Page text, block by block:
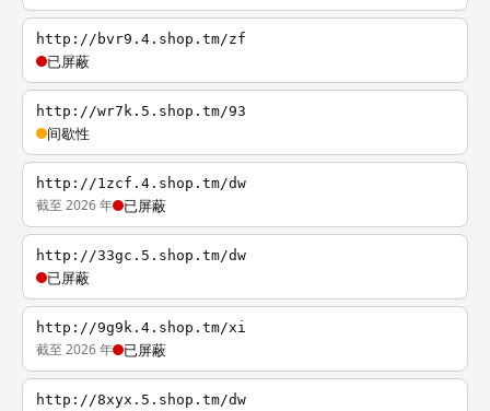
http://bvr9.4.shop.tm/zf
已屏蔽
http://wr7k.5.shop.tm/93
间歇性
http://1zcf.4.shop.tm/dw
截至 2026 年 已屏蔽
http://33gc.5.shop.tm/dw
已屏蔽
http://9g9k.4.shop.tm/xi
截至 2026 年 已屏蔽
http://8xyx.5.shop.tm/dw